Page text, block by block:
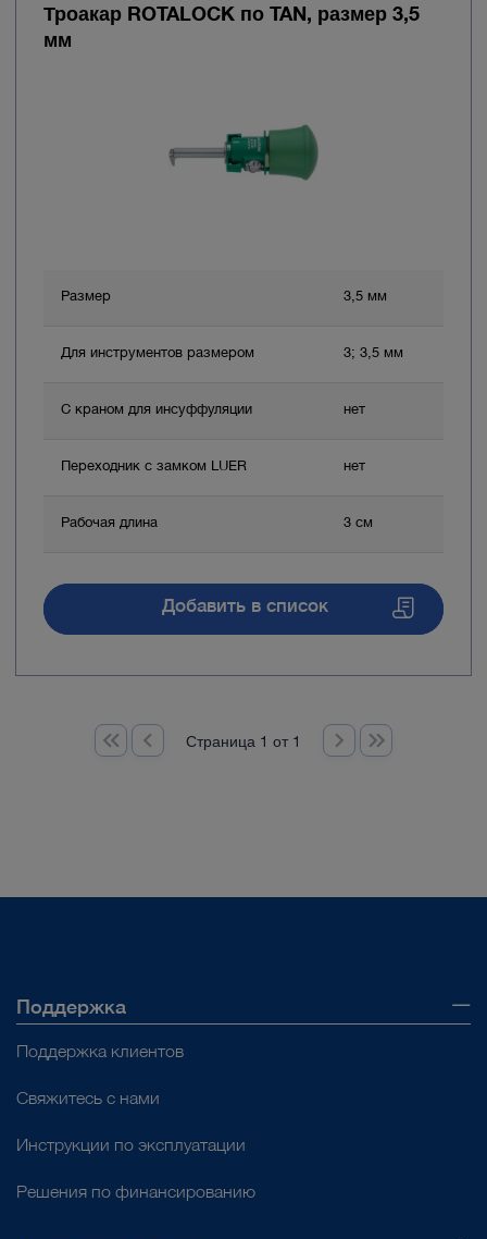
Троакар ROTALOCK по TAN, размер 3,5
мм
Размер 3,5 мм
Для инструментов размером 3; 3,5 мм
С краном для инсуффуляции нет
Переходник с замком LUER нет
Рабочая длина 3 см
Добавить в список
Страница 1 от 1
Поддержка
Поддержка клиентов
Свяжитесь с нами
Инструкции по эксплуатации
Решения по финансированию